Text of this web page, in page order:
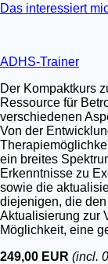
Das interessiert
ADHS-Trainer
Der Kompaktkurs
Ressource für
verschiedenen
Von der
ein breites
Erkenntnisse zu
sowie die
diejenigen, die
Aktualisierung zur
Möglichkeit, eine
249,00 EUR (incl.